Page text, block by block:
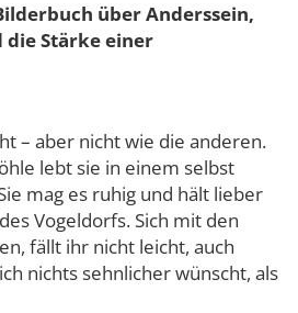
über Anderssein,
Stärke einer
– aber nicht wie die anderen.
lebt sie in einem selbst
mag es ruhig und hält lieber
Vogeldorfs. Sich mit den
fällt ihr nicht leicht, auch
nichts sehnlicher wünscht, als